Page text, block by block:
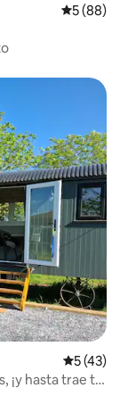
5 (88)
5 (43)
¡y hasta trae tu